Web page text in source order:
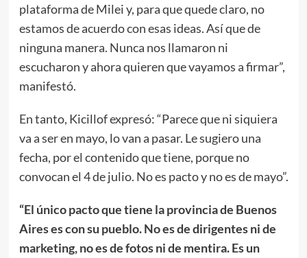
plataforma de Milei y, para que quede claro, no
estamos de acuerdo con esas ideas. Así que de
ninguna manera. Nunca nos llamaron ni
escucharon y ahora quieren que vayamos a firmar”,
manifestó.
En tanto, Kicillof expresó: “Parece que ni siquiera
va a ser en mayo, lo van a pasar. Le sugiero una
fecha, por el contenido que tiene, porque no
convocan el 4 de julio. No es pacto y no es de mayo”.
“El único pacto que tiene la provincia de Buenos
Aires es con su pueblo. No es de dirigentes ni de
marketing, no es de fotos ni de mentira. Es un